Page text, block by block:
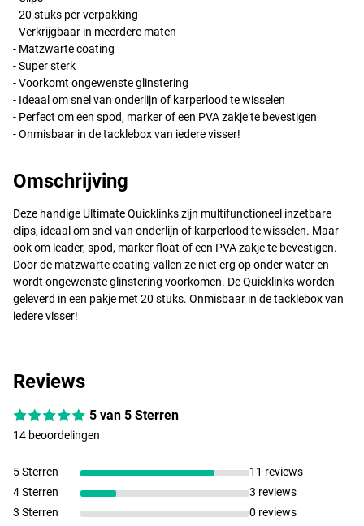
- 20 stuks per verpakking
- Verkrijgbaar in meerdere maten
- Matzwarte coating
- Super sterk
- Voorkomt ongewenste glinstering
- Ideaal om snel van onderlijn of karperlood te wisselen
- Perfect om een spod, marker of een PVAzakje te bevestigen
- Onmisbaar in de tacklebox van iedere visser!
Omschrijving
Deze handige Ultimate Quicklinks zijn multifunctioneel inzetbare
clips, ideaal om snel van onderlijn of karperlood te wisselen. Maar
ook om leader, spod, marker float of een PVAzakje te bevestigen.
Door de matzwarte coating vallen ze niet erg op onder water en
wordt ongewenste glinstering voorkomen. De Quicklinks worden
geleverd in een pakje met 20 stuks. Onmisbaar in de tacklebox van
iedere visser!
Reviews
5 van 5 Sterren
14 beoordelingen
5 Sterren
11 reviews
4 Sterren
3 reviews
3 Sterren
0 reviews